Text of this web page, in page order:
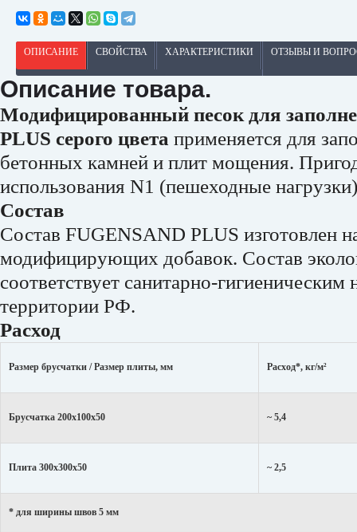
ОПИСАНИЕ СВОЙСТВА ХАРАКТЕРИСТИКИ ОТЗЫВЫ И
Описание товара.
Модифицированный песок для
PLUS серого цвета применяется для
бетонных камней и плит мощения.
использования N1 (пешеходные
Состав
Состав FUGENSAND PLUS изготовлен
модифицирующих добавок. Состав
соответствует санитарно-
территории РФ.
Расход
Размер брусчатки / Размер плиты, мм Расход*, кг/м²
Брусчатка 200х100х50 ~ 5,4
Плита 300х300х50 ~ 2,5
* для ширины швов 5 мм